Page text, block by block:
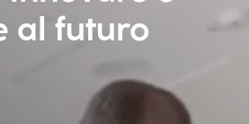
al futuro